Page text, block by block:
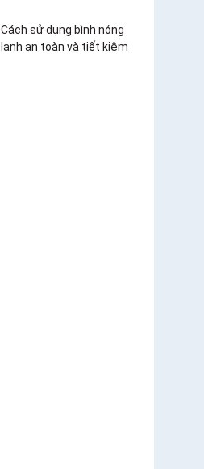
Cách sử dụng bình nóng
lạnh an toàn và tiết kiệm